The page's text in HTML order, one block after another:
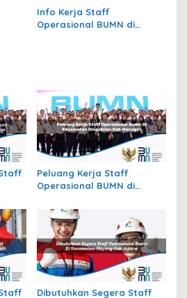
Kab. Paniai
Info Kerja Staff
Operasional BUMN di
Peluang Kerja Staff
Operasional BUMN di
Kab. Wonogiri
Dibutuhkan Segera Staff